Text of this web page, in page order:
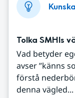
Tolka SMHIs
Vad betyder
avser ”känns
förstå
denna vägled...